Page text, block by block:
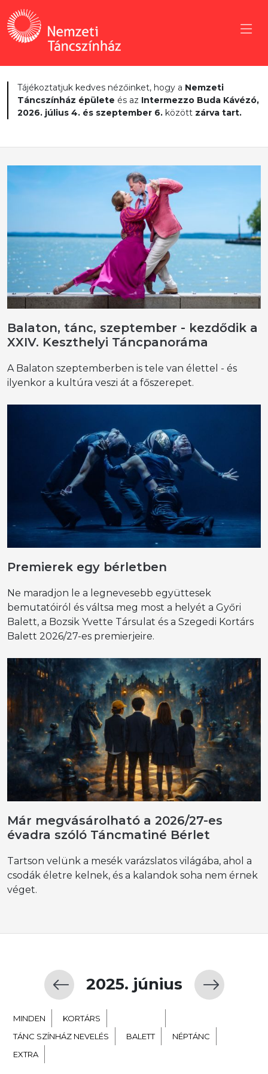
Tájékoztatjuk kedves nézőinket, hogy a Nemzeti
Táncszínház épülete és az Intermezzo Buda Kávézó,
2026. július 4. és szeptember 6. között zárva tart.
Balaton, tánc, szeptember - kezdődik a
XXIV. Keszthelyi Táncpanoráma
A Balaton szeptemberben is tele van élettel - és
ilyenkor a kultúra veszi át a főszerepet.
Premierek egy bérletben
Ne maradjon le a legnevesebb együttesek
bemutatóiról és váltsa meg most a helyét a Győri
Balett, a Bozsik Yvette Társulat és a Szegedi Kortárs
Balett 2026/27-es premierjeire.
Már megvásárolható a 2026/27-es
évadra szóló Táncmatiné Bérlet
Tartson velünk a mesék varázslatos világába, ahol a
csodák életre kelnek, és a kalandok soha nem érnek
véget.
2025. június
MINDEN KORTÁRS
TÁNC SZÍNHÁZ NEVELÉS
BALETT
NÉPTÁNC
EXTRA